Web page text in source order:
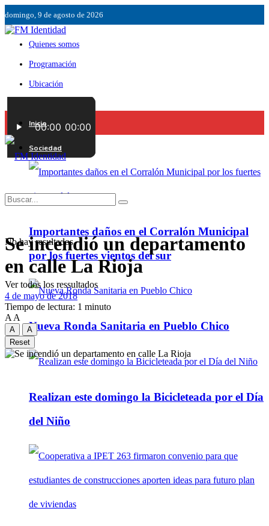
domingo, 9 de agosto de 2026
Quienes somos
Programación
Ubicación
Contáctenos
Inicio
Sociedad
Importantes daños en el Corralón Municipal
por los fuertes vientos del sur
Nueva Ronda Sanitaria en Pueblo Chico
Realizan este domingo la Bicicleteada por el Día
del Niño
No hay resultados.
Ver todos los ressultados
Se incendió un departamento
en calle La Rioja
4 de mayo de 2018
Tiempo de lectura: 1 minuto
A A
A
A
Reset